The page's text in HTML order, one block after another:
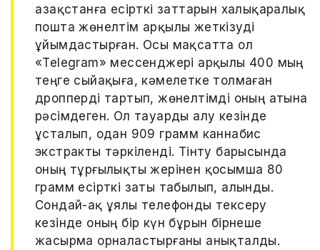
Қазақстанға есірткі заттарын халықаралық
пошта жөнелтім арқылы жеткізуді
ұйымдастырған. Осы мақсатта ол
«Telegram» мессенджері арқылы 400 мың
теңге сыйақыға, кәмелетке толмаған
дропперді тартып, жөнелтімді оның атына
рәсімдеген. Ол тауарды алу кезінде
ұсталып, одан 909 грамм каннабис
экстракты тәркіленді. Тінту барысында
оның тұрғылықты жерінен қосымша 80
грамм есірткі заты табылып, алынды.
Сондай-ақ ұялы телефонды тексеру
кезінде оның бір күн бұрын бірнеше
жасырма орналастырғаны анықталды.